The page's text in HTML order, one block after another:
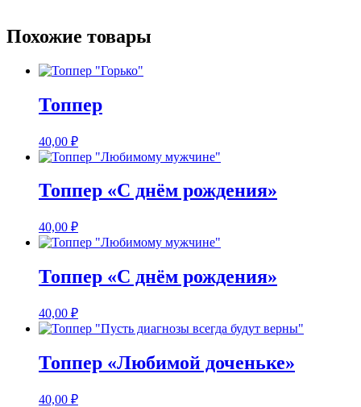
Похожие товары
Топпер
40,00 ₽
Топпер «С днём рождения»
40,00 ₽
Топпер «С днём рождения»
40,00 ₽
Топпер «Любимой доченьке»
40,00 ₽